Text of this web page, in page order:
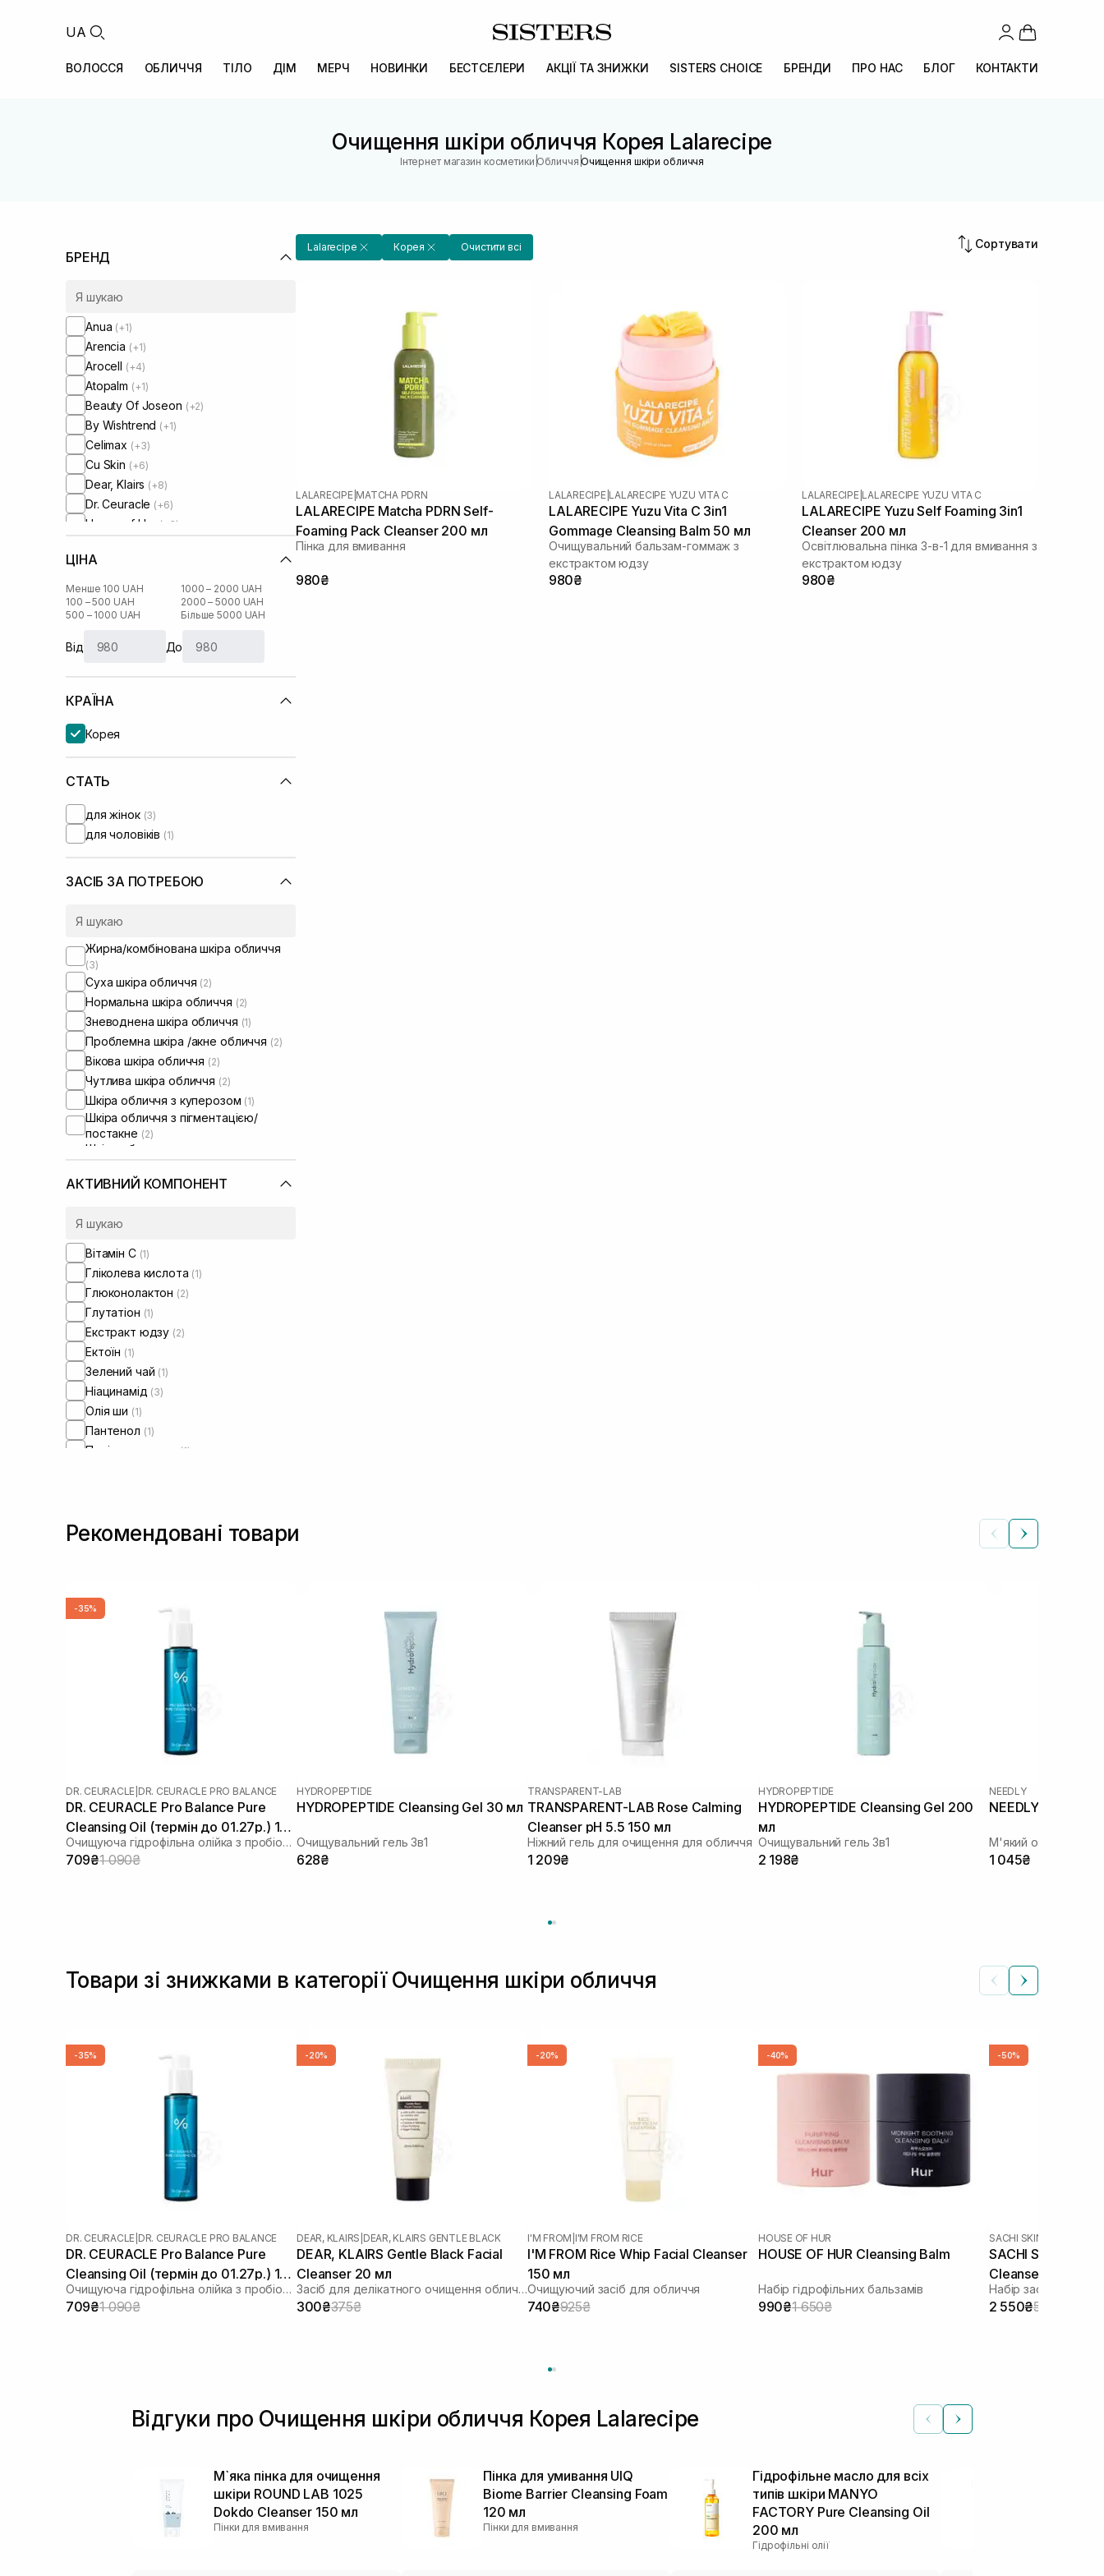
UA
ВОЛОССЯ ОБЛИЧЧЯ ТІЛО ДІМ МЕРЧ НОВИНКИ БЕСТСЕЛЕРИ АКЦІЇ ТА ЗНИЖКИ SISTERS CHOICE БРЕНДИ ПРО НАС БЛОГ КОНТАКТИ
Очищення шкіри обличчя Корея Lalarecipe
Інтернет магазин косметики |Обличчя |Очищення шкіри обличчя
БРЕНД
Anua (+1)
Arencia (+1)
Arocell (+4)
Atopalm (+1)
Beauty Of Joseon (+2)
By Wishtrend (+1)
Celimax (+3)
Cu Skin (+6)
Dear, Klairs (+8)
Dr. Ceuracle (+6)
House of Hur (+3)
Lagom
Lalarecipe
Manyo Factory
(+7)
Medicube
Needly
Real Barrier
Rejuran
Skin1004
UIQ(+5)
Usolab
ЦІНА
Менше 100 UAH
100 – 500 UAH
500 – 1000 UAH
1000 – 2000 UAH
2000 – 5000 UAH
Більше 5000 UAH
Від До
КРАЇНА
Корея
СТАТЬ
для жінок (3)
для чоловіків (1)
ЗАСІБ ЗА ПОТРЕБОЮ
Жирна/комбінована шкіра обличчя
(3)
Суха шкіра обличчя (2)
Нормальна шкіра обличчя (2)
Зневоднена шкіра обличчя (1)
Проблемна шкіра /акне обличчя (2)
Вікова шкіра обличчя (2)
Чутлива шкіра обличчя (2)
Шкіра обличчя з куперозом (1)
Шкіра обличчя з пігментацією/
постакне (2)
Шкіра обличчя з розширеними
порами
АКТИВНИЙ КОМПОНЕНТ
Вітамін C (1)
Гліколева кислота (1)
Глюконолактон (2)
Глутатіон (1)
Екстракт юдзу (2)
Ектоїн (1)
Зелений чай (1)
Ніацинамід (3)
Олія ши (1)
Пантенол (1)
Полінуклеотиди (1)
Lalarecipe Корея Очистити всі Сортувати
LALARECIPE MATCHA PDRN
LALARECIPE Matcha PDRN Self-
Foaming Pack Cleanser 200 мл
Пінка для вмивання
980₴
LALARECIPE LALARECIPE YUZU VITA C
LALARECIPE Yuzu Vita C 3in1
Gommage Cleansing Balm 50 мл
Очищувальний бальзам-гоммаж з
екстрактом юдзу
980₴
LALARECIPE LALARECIPE YUZU VITA C
LALARECIPE Yuzu Self Foaming 3in1
Cleanser 200 мл
Освітлювальна пінка 3-в-1 для вмивання з
екстрактом юдзу
980₴
Рекомендовані товари
-35%
DR. CEURACLE DR. CEURACLE PRO BALANCE
DR. CEURACLE Pro Balance Pure
Cleansing Oil (термін до 01.27р.) 155
мл
Очищуюча гідрофільна олійка з пробіотиками
709₴1 090₴
HYDROPEPTIDE
HYDROPEPTIDE Cleansing Gel 30 мл
Очищувальний гель 3в1
628₴
TRANSPARENT-LAB
TRANSPARENT-LAB Rose Calming
Cleanser pH 5.5 150 мл
Ніжний гель для очищення для обличчя
1 209₴
HYDROPEPTIDE
HYDROPEPTIDE Cleansing Gel 200
мл
Очищувальний гель 3в1
2 198₴
NEEDLY
NEEDLY Mild
М'який очищуючий
1 045₴
Товари зі знижками в категорії Очищення шкіри обличчя
-35%
DR. CEURACLE DR. CEURACLE PRO BALANCE
DR. CEURACLE Pro Balance Pure
Cleansing Oil (термін до 01.27р.) 155
мл
Очищуюча гідрофільна олійка з пробіотиками
709₴1 090₴
-20%
DEAR, KLAIRS DEAR, KLAIRS GENTLE BLACK
DEAR, KLAIRS Gentle Black Facial
Cleanser 20 мл
Засіб для делікатного очищення обличчя
300₴375₴
-20%
I'M FROM I'M FROM RICE
I'M FROM Rice Whip Facial Cleanser
150 мл
Очищуючий засіб для обличчя
740₴925₴
-40%
HOUSE OF HUR
HOUSE OF HUR Cleansing Balm
Набір гідрофільних бальзамів
990₴1 650₴
-50%
SACHI SKIN
SACHI SKIN
Cleanser 2 шт
2 550₴5 100₴
Відгуки про Очищення шкіри обличчя Корея Lalarecipe
М`яка пінка для очищення
шкіри ROUND LAB 1025
Dokdo Cleanser 150 мл
Пінки для вмивання
Пінка для умивання UIQ
Biome Barrier Cleansing Foam
120 мл
Пінки для вмивання
Гідрофільне масло для всіх
типів шкіри MANYO
FACTORY Pure Cleansing Oil
200 мл
Гідрофільні олії